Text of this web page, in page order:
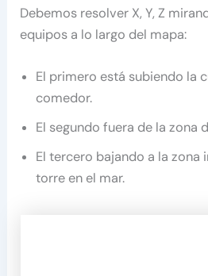
Debemos resolver X, Y, Z
equipos a lo largo del mapa:
El primero está subiendo la
comedor.
El segundo fuera de la zona
El tercero bajando a la zona
torre en el mar.